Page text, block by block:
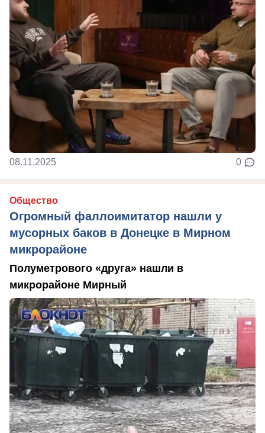
08.11.2025 0
Общество
Огромный фаллоимитатор нашли у
мусорных баков в Донецке в Мирном
микрорайоне
Полуметрового «друга» нашли в
микрорайоне Мирный